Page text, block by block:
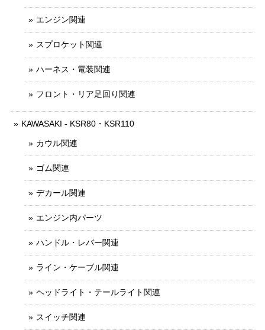
エンジン関連
スプロケット関連
ハーネス・電装関連
フロント・リア足回り関連
KAWASAKI - KSR80・KSR110
カウル関連
ゴム関連
デカール関連
エンジン内パーツ
ハンドル・レバー関連
ライン・ケーブル関連
ヘッドライト・テールライト関連
スイッチ関連